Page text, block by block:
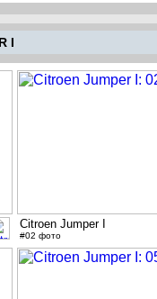
I
Citroen Jumper I
#02 фото